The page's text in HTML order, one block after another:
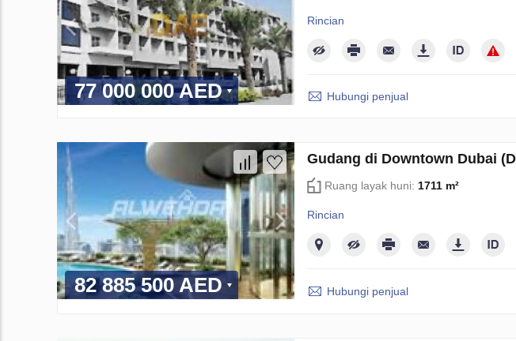
77 000 000 AED
Rincian
Hubungi penjual
82 885 500 AED
Gudang di Downtown Dubai
Ruang layak huni: 1711 m²
Rincian
Hubungi penjual